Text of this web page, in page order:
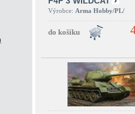
Výrobce: Arma Hobby/PL/